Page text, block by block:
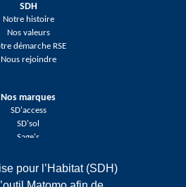
pour l’Habitat (SDH)
SDH
Notre histoire
Nos valeurs
démarche RSE
Nous rejoindre
Nos marques
SD'access
SD'sol
Sage's
sociaux